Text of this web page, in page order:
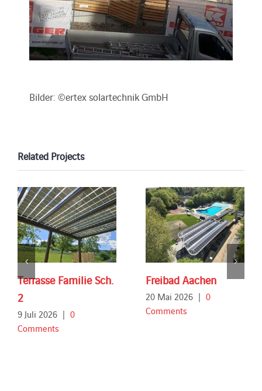
Bilder: ©ertex solartechnik GmbH
Related Projects
Terrasse Familie Sch.
2
9 Juli 2026 | 0
Comments
Freibad Aachen
20 Mai 2026 | 0
Comments